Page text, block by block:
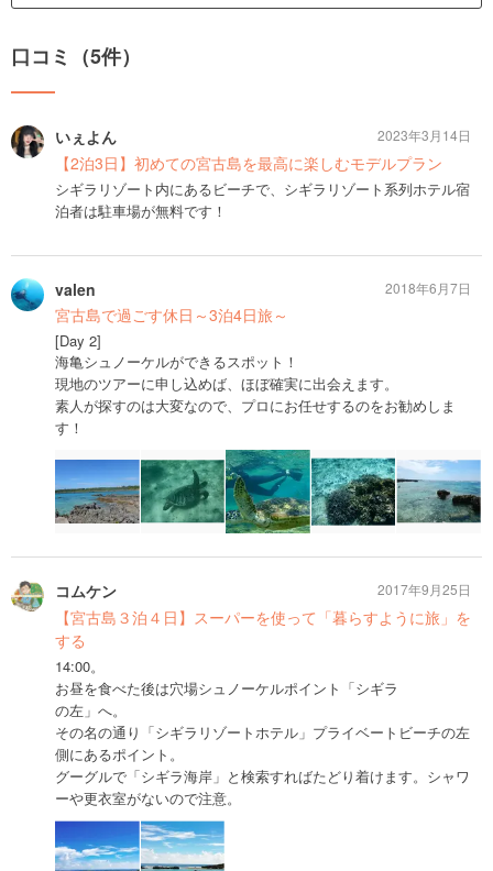
口コミ（5件）
いぇよん
【2泊3日】初めての宮古島を最高に楽しむモデルプラン
シギラリゾート内にあるビーチで、シギラリゾート系列ホテル宿
泊者は駐車場が無料です！
2023年3月14日
valen
宮古島で過ごす休日～3泊4日旅～
[Day 2]
海亀シュノーケルができるスポット！
現地のツアーに申し込めば、ほぼ確実に出会えます。
素人が探すのは大変なので、プロにお任せするのをお勧めしま
す！
2018年6月7日
コムケン
【宮古島３泊４日】スーパーを使って「暮らすように旅」を
する
14:00。
お昼を食べた後は穴場シュノーケルポイント「シギラ
の左」へ。
その名の通り「シギラリゾートホテル」プライベートビーチの左
側にあるポイント。
グーグルで「シギラ海岸」と検索すればたどり着けます。シャワ
ーや更衣室がないので注意。
2017年9月25日